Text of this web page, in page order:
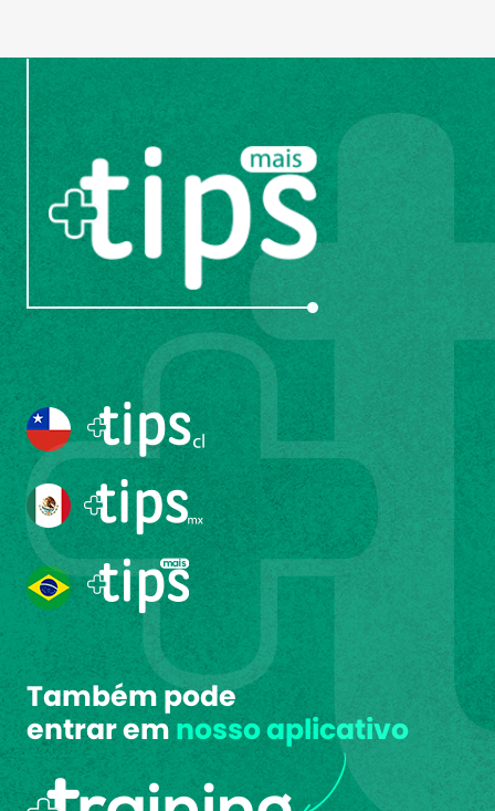
Também pode
entrar emnosso aplicativo